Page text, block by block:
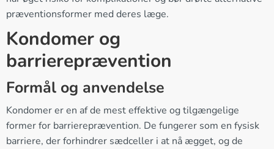
præventionsformer med deres læge.
Kondomer og
barriereprævention
Formål og anvendelse
Kondomer er en af de mest effektive og tilgængelige
former for barriereprævention. De fungerer som en fysisk
barriere, der forhindrer sædceller i at nå ægget, og de